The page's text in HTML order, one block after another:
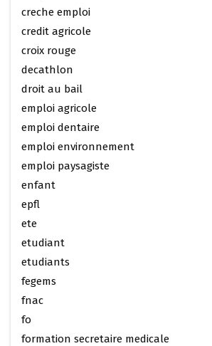
creche emploi
credit agricole
croix rouge
decathlon
droit au bail
emploi agricole
emploi dentaire
emploi environnement
emploi paysagiste
enfant
epfl
ete
etudiant
etudiants
fegems
fnac
fo
formation secretaire medicale